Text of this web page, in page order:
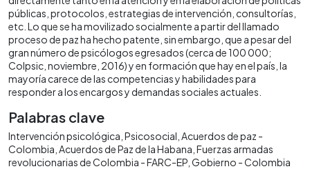
públicas, protocolos, estrategias de intervención, consultorías,
etc. Lo que se ha movilizado socialmente a partir del llamado
proceso de paz ha hecho patente, sin embargo, que a pesar del
gran número de psicólogos egresados (cerca de 100 000;
Colpsic, noviembre, 2016) y en formación que hay en el país, la
mayoría carece de las competencias y habilidades para
responder a los encargos y demandas sociales actuales.
Palabras clave
Intervención psicológica Psicosocial Acuerdos de paz -
Colombia Acuerdos de Paz de la Habana Fuerzas armadas
revolucionarias de Colombia - FARC-EP Gobierno - Colombia